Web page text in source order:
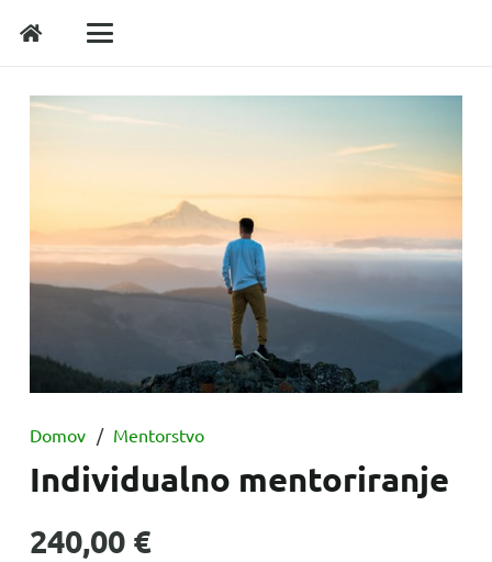
Domov / Mentorstvo
Individualno mentoriranje
240,00 €